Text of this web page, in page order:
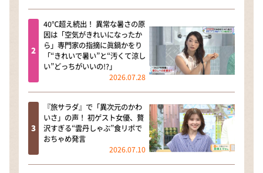
新婚さんいらっしゃい！
ポツンと一軒家
ザキ山小屋本館
ぺこぱのまるスポ
40℃超え続出！ 異常な暑さの原
因は「空気がきれいになったか
ら」専門家の指摘に眞鍋かをり
「“きれいで暑い”と“汚くて涼し
い”どっちがいいの!?」
2026.07.28
『旅サラダ』で「異次元のかわ
いさ」の声！ 初ゲスト女優、贅
沢すぎる“雲丹しゃぶ”食リポで
おちゃめ発言
2026.07.10